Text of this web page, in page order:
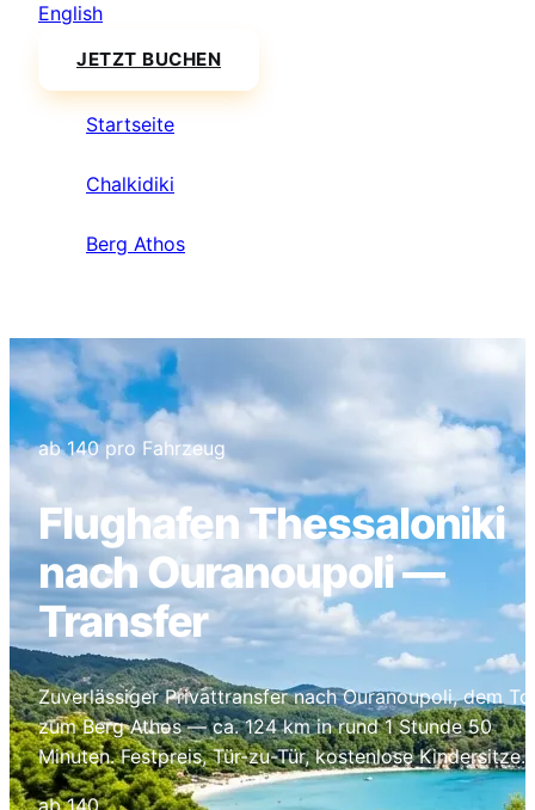
English
JETZT BUCHEN
Startseite
Chalkidiki
Berg Athos
ab 140 pro Fahrzeug
Flughafen Thessaloniki
nach Ouranoupoli —
Transfer
Zuverlässiger Privattransfer nach Ouranoupoli, dem
zum Berg Athos — ca. 124 km in rund 1 Stunde 50
Minuten. Festpreis, Tür-zu-Tür, kostenlose Kindersitze.
ab 140